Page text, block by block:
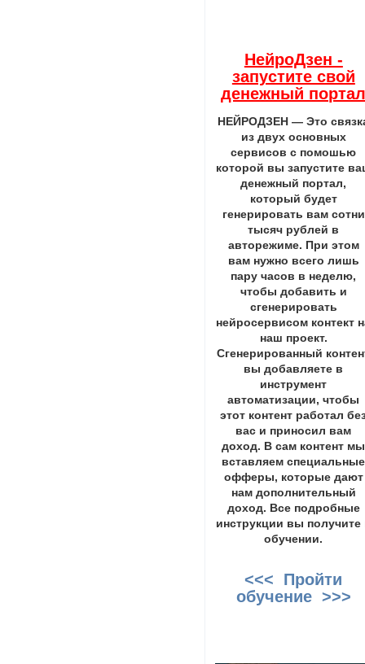
НейроДзен -
запустите свой
денежный
НЕЙРОДЗЕН — Это
из двух основных
сервисов с помошью
которой вы запустите
денежный портал,
который будет
генерировать вам сотни
тысяч рублей в
авторежиме. При этом
вам нужно всего лишь
пару часов в неделю,
чтобы добавить и
сгенерировать
нейросервисом контект
наш проект.
Сгенерированный
вы добавляете в
инструмент
автоматизации, чтобы
этот контент работал
вас и приносил вам
доход. В сам контент мы
вставляем специальные
офферы, которые дают
нам дополнительный
доход. Все подробные
инструкции вы получите
обучении.
<<< Пройти
обучение >>>